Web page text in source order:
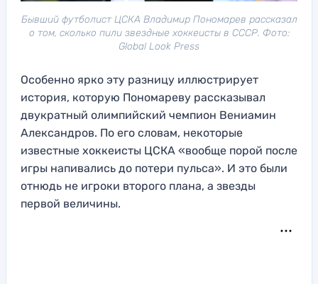
Бывший футболист ЦСКА Владимир Пономарев рассказал
о том, сколько пили звездные хоккеисты в СССР. Фото:
Global Look Press
Особенно ярко эту разницу иллюстрирует
история, которую Пономареву рассказывал
двукратный олимпийский чемпион Вениамин
Александров. По его словам, некоторые
известные хоккеисты ЦСКА «вообще порой после
игры напивались до потери пульса». И это были
отнюдь не игроки второго плана, а звезды
первой величины.